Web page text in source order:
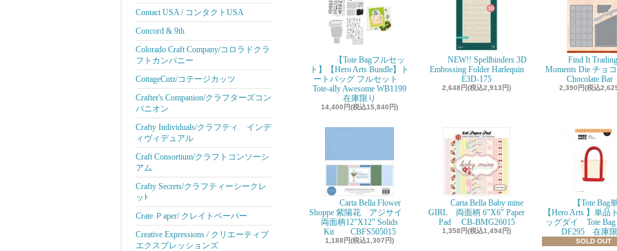
Contact USA / コンタクトUSA
Concord & 9th
Colorado Craft Company/コロラドクラ
フトカンパニー
CottageCutz/コテージカッツ
Crafter's Companion/クラフターズコン
パニオン
Crafty Individuals/クラフティ インデ
ィヴィデュアル
Craft Consortium/クラフトコンソーシ
アム
Crafty Secrets/クラフティーシークレ
ッﾄ
Crate Ｐaper/ クレイトペーパー
Creative Expressions / クリエーティブ
エクスプレッションズ
【Tote Bagフルセッ
ト】【Hero Arts Bundle】ト
ートバッグ フルセット
Tote-ally Awesome WB1199
在庫限り
14,400円(税込15,840円)
NEW!! Spellbinders 3D
Embossing Folder Harlequin
E3D-175
2,648円(税込2,913円)
Find It
Moments Die チョ
Chocolate Bar
2,390円(税込
Carta Bella Flower
Shoppe 紫陽花 アジサイ
両面柄12"X12" Solids
Kit CBFS505015
1,188円(税込1,307円)
Carta Bella Baby mine
GIRL 両面柄 6"X6" Paper
Pad CB-BMG26015
1,358円(税込1,494円)
【Tote Bag
【Hero Arts 】単品
ッグダイ Tote Bag
DF295 在庫限
SOLD OUT